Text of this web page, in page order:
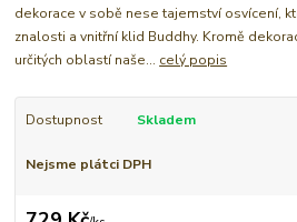
dekorace v sobě nese tajemství osvícení,
znalosti a vnitřní klid Buddhy. Kromě
určitých oblastí naše... celý popis
Dostupnost Skladem
Nejsme plátci DPH